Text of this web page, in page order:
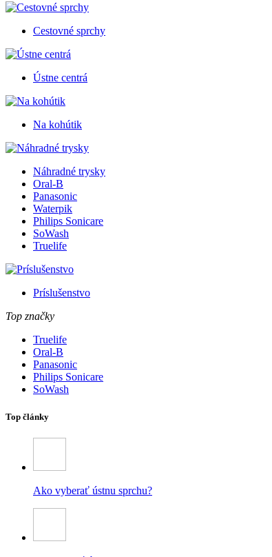
Cestovné sprchy
Ústne centrá
Na kohútik
Náhradné trysky
Oral-B
Panasonic
Waterpik
Philips Sonicare
SoWash
Truelife
Príslušenstvo
Top značky
Truelife
Oral-B
Panasonic
Philips Sonicare
SoWash
Top články
Ako vyberať ústnu sprchu?